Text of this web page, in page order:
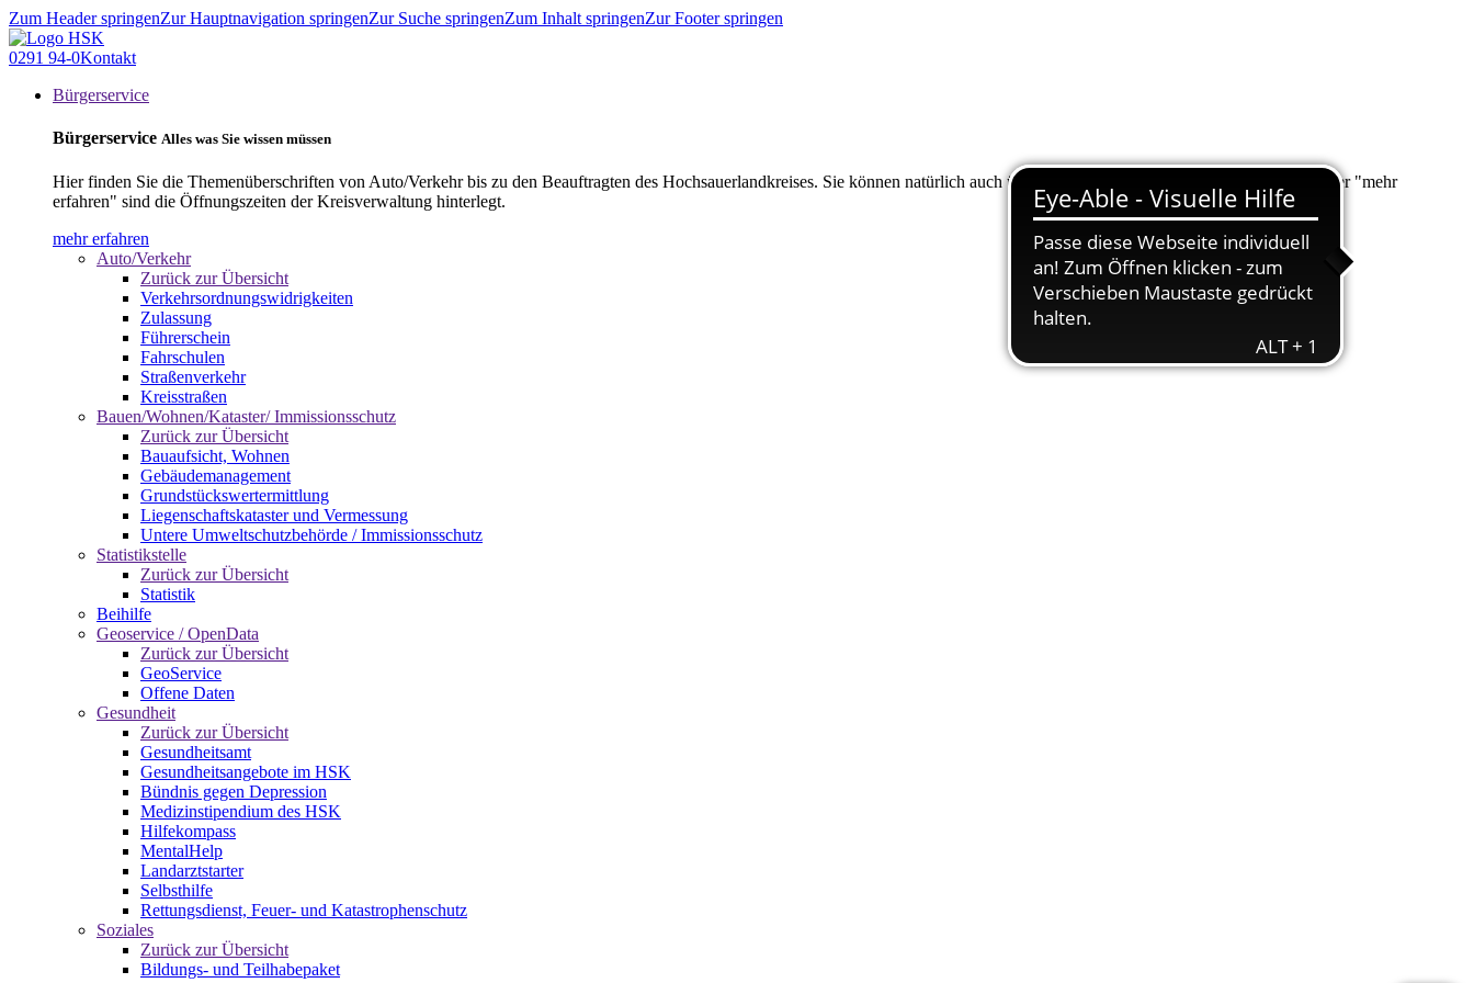
Zum Header springenZur Hauptnavigation springenZur Suche springenZum Inhalt springenZur Footer springen
0291 94-0Kontakt
Bürgerservice
Bürgerservice Alles was Sie wissen müssen
Hier finden Sie die Themenüberschriften von Auto/Verkehr bis zu den Beauftragten des Hochsauerlandkreises. Sie können natürlich auch über "Suche" nach Ihrem Anliegen suchen. Unter "mehr
erfahren" sind die Öffnungszeiten der Kreisverwaltung hinterlegt.
mehr erfahren
Auto/Verkehr
Zurück zur Übersicht
Verkehrsordnungswidrigkeiten
Zulassung
Führerschein
Fahrschulen
Straßenverkehr
Kreisstraßen
Bauen/Wohnen/Kataster/ Immissionsschutz
Zurück zur Übersicht
Bauaufsicht, Wohnen
Gebäudemanagement
Grundstückswertermittlung
Liegenschaftskataster und Vermessung
Untere Umweltschutzbehörde / Immissionsschutz
Statistikstelle
Zurück zur Übersicht
Statistik
Beihilfe
Geoservice / OpenData
Zurück zur Übersicht
GeoService
Offene Daten
Gesundheit
Zurück zur Übersicht
Gesundheitsamt
Gesundheitsangebote im HSK
Bündnis gegen Depression
Medizinstipendium des HSK
Hilfekompass
MentalHelp
Landarztstarter
Selbsthilfe
Rettungsdienst, Feuer- und Katastrophenschutz
Soziales
Zurück zur Übersicht
Bildungs- und Teilhabepaket